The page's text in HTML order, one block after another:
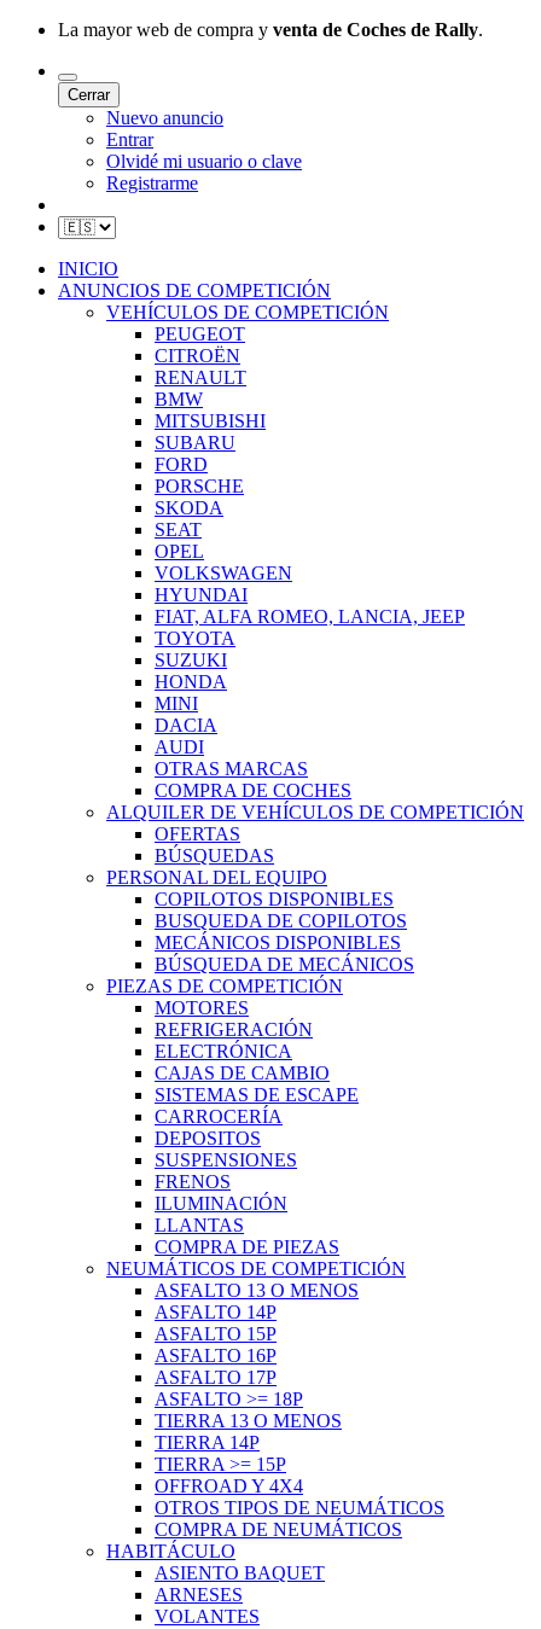
La mayor web de compra y venta de Coches de Rally.
Cerrar
Nuevo anuncio
Entrar
Olvidé mi usuario o clave
Registrarme
INICIO
ANUNCIOS DE COMPETICIÓN
VEHÍCULOS DE COMPETICIÓN
PEUGEOT
CITROËN
RENAULT
BMW
MITSUBISHI
SUBARU
FORD
PORSCHE
SKODA
SEAT
OPEL
VOLKSWAGEN
HYUNDAI
FIAT, ALFA ROMEO, LANCIA, JEEP
TOYOTA
SUZUKI
HONDA
MINI
DACIA
AUDI
OTRAS MARCAS
COMPRA DE COCHES
ALQUILER DE VEHÍCULOS DE COMPETICIÓN
OFERTAS
BÚSQUEDAS
PERSONAL DEL EQUIPO
COPILOTOS DISPONIBLES
BUSQUEDA DE COPILOTOS
MECÁNICOS DISPONIBLES
BÚSQUEDA DE MECÁNICOS
PIEZAS DE COMPETICIÓN
MOTORES
REFRIGERACIÓN
ELECTRÓNICA
CAJAS DE CAMBIO
SISTEMAS DE ESCAPE
CARROCERÍA
DEPOSITOS
SUSPENSIONES
FRENOS
ILUMINACIÓN
LLANTAS
COMPRA DE PIEZAS
NEUMÁTICOS DE COMPETICIÓN
ASFALTO 13 O MENOS
ASFALTO 14P
ASFALTO 15P
ASFALTO 16P
ASFALTO 17P
ASFALTO >= 18P
TIERRA 13 O MENOS
TIERRA 14P
TIERRA >= 15P
OFFROAD Y 4X4
OTROS TIPOS DE NEUMÁTICOS
COMPRA DE NEUMÁTICOS
HABITÁCULO
ASIENTO BAQUET
ARNESES
VOLANTES